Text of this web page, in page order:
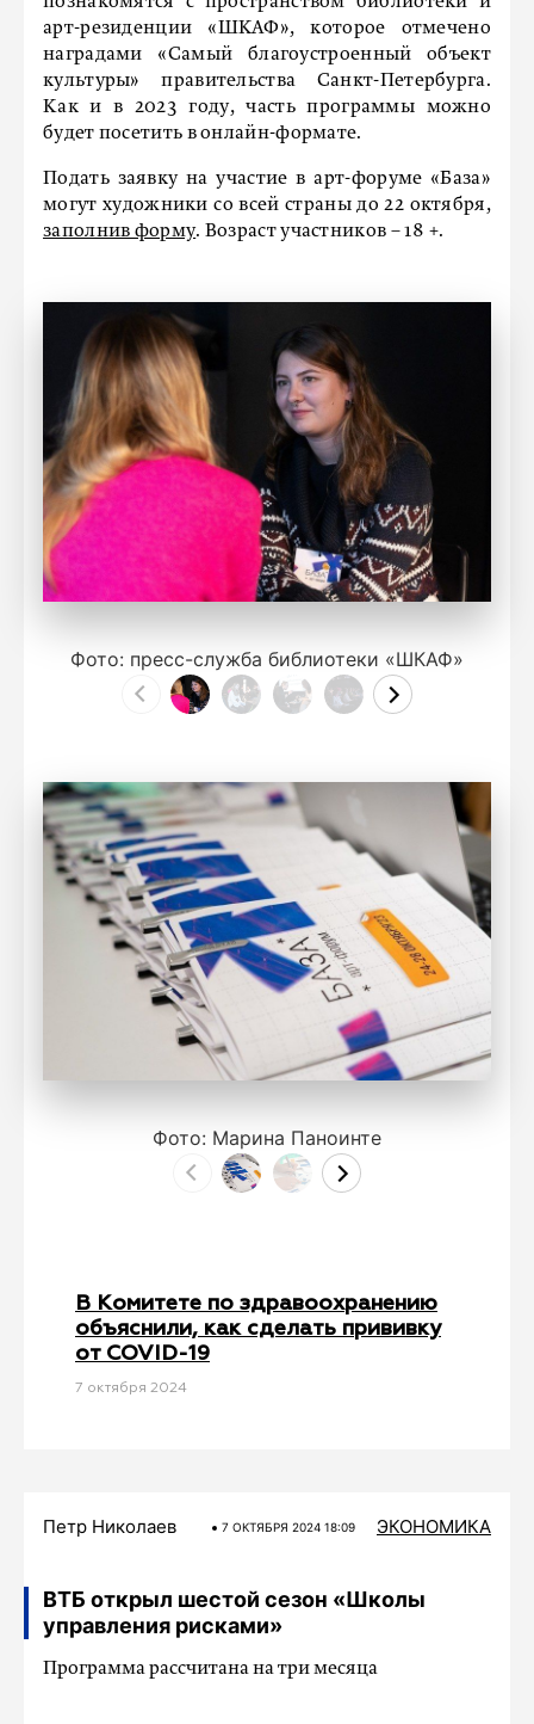
арт-резиденции «ШКАФ», которое отмечено
наградами «Самый благоустроенный объект
культуры» правительства Санкт-Петербурга.
Как и в 2023 году, часть программы можно
будет посетить в онлайн-формате.
Подать заявку на участие в арт-форуме «База»
могут художники со всей страны до 22 октября,
заполнив форму. Возраст участников – 18 +.
Фото: пресс-служба библиотеки «ШКАФ»
Фото: Марина Паноинте
В Комитете по здравоохранению
объяснили, как сделать прививку
от COVID-19
7 октября 2024
Петр Николаев 7 ОКТЯБРЯ 2024 18:09 ЭКОНОМИКА
ВТБ открыл шестой сезон «Школы
управления рисками»
Программа рассчитана на три месяца